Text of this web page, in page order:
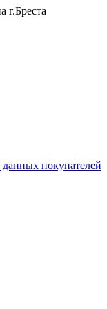
г.Бреста
покупателей